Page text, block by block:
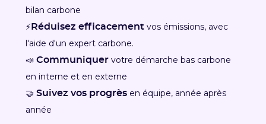
bilan carbone
⚡Réduisez efficacementvos émissions, avec
l'aide d'un expert carbone.
📣 Communiquervotre démarche bas carbone
en interne et en externe
🤝 Suivez vos progrèsen équipe, année après
année